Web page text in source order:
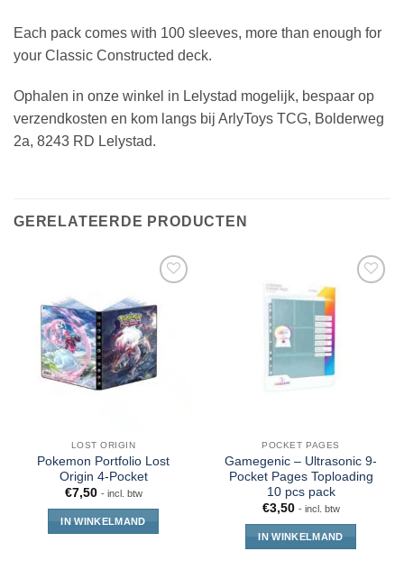
Each pack comes with 100 sleeves, more than enough for
your Classic Constructed deck.
Ophalen in onze winkel in Lelystad mogelijk, bespaar op
verzendkosten en kom langs bij ArlyToys TCG, Bolderweg
2a, 8243 RD Lelystad.
GERELATEERDE PRODUCTEN
LOST ORIGIN
Pokemon Portfolio Lost
Origin 4-Pocket
€7,50 - incl. btw
IN WINKELMAND
POCKET PAGES
Gamegenic – Ultrasonic 9-
Pocket Pages Toploading
10 pcs pack
€3,50 - incl. btw
IN WINKELMAND